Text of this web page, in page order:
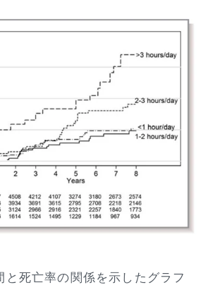
と死亡率の関係を示したグラフ